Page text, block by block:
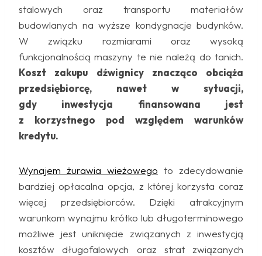
stalowych oraz transportu materiałów
budowlanych na wyższe kondygnacje budynków.
W związku rozmiarami oraz wysoką
funkcjonalnością maszyny te nie należą do tanich.
Koszt zakupu dźwignicy znacząco obciąża
przedsiębiorcę, nawet w sytuacji,
gdy inwestycja finansowana jest
z korzystnego pod względem warunków
kredytu.
Wynajem żurawia wieżowego to zdecydowanie
bardziej opłacalna opcja, z której korzysta coraz
więcej przedsiębiorców. Dzięki atrakcyjnym
warunkom wynajmu krótko lub długoterminowego
możliwe jest uniknięcie związanych z inwestycją
kosztów długofalowych oraz strat związanych